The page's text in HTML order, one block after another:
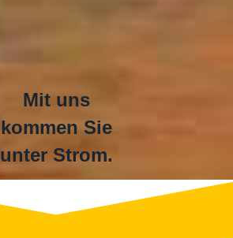
Mit uns
kommen Sie
unter Strom.